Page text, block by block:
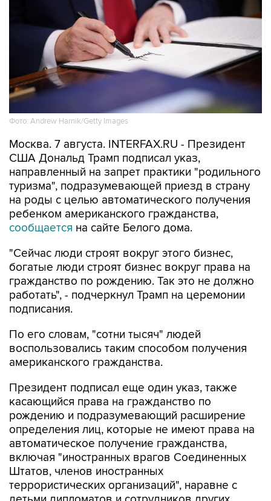
Фото: Andrew Harnik/Getty Images
Москва. 7 августа. INTERFAX.RU - Президент
США Дональд Трамп подписал указ,
направленный на запрет практики "родильного
туризма", подразумевающей приезд в страну
на роды с целью автоматического получения
ребенком американского гражданства,
сообщается на сайте Белого дома.
"Сейчас люди строят вокруг этого бизнес,
богатые люди строят бизнес вокруг права на
гражданство по рождению. Так это не должно
работать", - подчеркнул Трамп на церемонии
подписания.
По его словам, "сотни тысяч" людей
воспользовались таким способом получения
американского гражданства.
Президент подписал еще один указ, также
касающийся права на гражданство по
рождению и подразумевающий расширение
определения лиц, которые не имеют права на
автоматическое получение гражданства,
включая "иностранных врагов Соединенных
Штатов, членов иностранных
террористических организаций", наравне с